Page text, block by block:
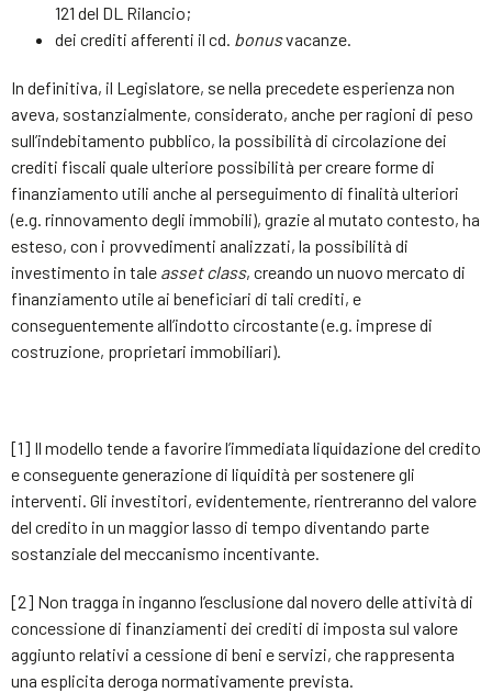
121 del DL Rilancio;
dei crediti afferenti il cd. bonusvacanze.
In definitiva, il Legislatore, se nella precedete esperienza non
aveva, sostanzialmente, considerato, anche per ragioni di peso
sull’indebitamento pubblico, la possibilità di circolazione dei
crediti fiscali quale ulteriore possibilità per creare forme di
finanziamento utili anche al perseguimento di finalità ulteriori
(e.g. rinnovamento degli immobili), grazie al mutato contesto, ha
esteso, con i provvedimenti analizzati, la possibilità di
investimento in tale asset class, creando un nuovo mercato di
finanziamento utile ai beneficiari di tali crediti, e
conseguentemente all’indotto circostante (e.g. imprese di
costruzione, proprietari immobiliari).
[1] Il modello tende a favorire l’immediata liquidazione del credito
e conseguente generazione di liquidità per sostenere gli
interventi. Gli investitori, evidentemente, rientreranno del valore
del credito in un maggior lasso di tempo diventando parte
sostanziale del meccanismo incentivante.
[2] Non tragga in inganno l’esclusione dal novero delle attività di
concessione di finanziamenti dei crediti di imposta sul valore
aggiunto relativi a cessione di beni e servizi, che rappresenta
una esplicita deroga normativamente prevista.